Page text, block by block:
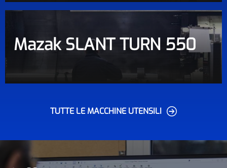
Mazak SLANT TURN 550
TUTTE LE MACCHINE UTENSILI